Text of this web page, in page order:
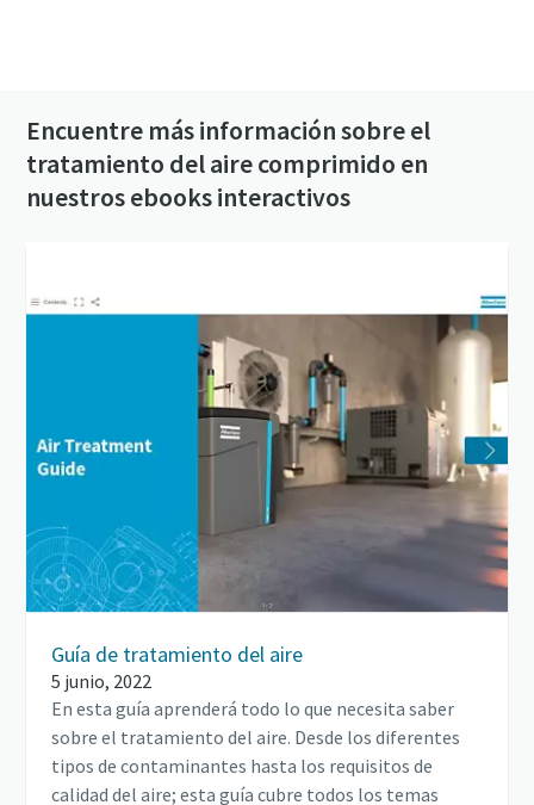
Encuentre más información sobre el
tratamiento del aire comprimido en
nuestros ebooks interactivos
Guía de tratamiento del aire
5 junio, 2022
En esta guía aprenderá todo lo que necesita saber
sobre el tratamiento del aire. Desde los diferentes
tipos de contaminantes hasta los requisitos de
calidad del aire; esta guía cubre todos los temas